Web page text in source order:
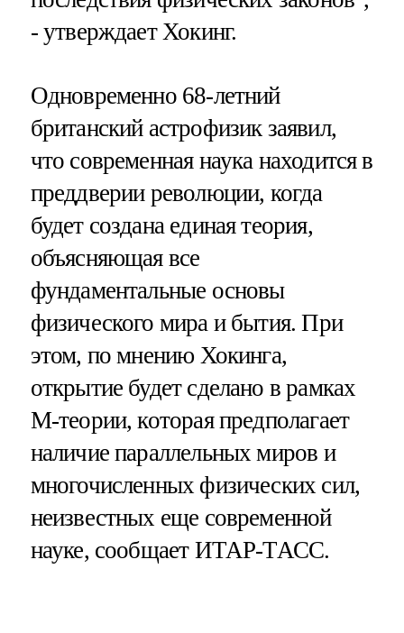
- утверждает Хокинг.
Одновременно 68-летний
британский астрофизик заявил,
что современная наука находится в
преддверии революции, когда
будет создана единая теория,
объясняющая все
фундаментальные основы
физического мира и бытия. При
этом, по мнению Хокинга,
открытие будет сделано в рамках
М-теории, которая предполагает
наличие параллельных миров и
многочисленных физических сил,
неизвестных еще современной
науке, сообщает ИТАР-ТАСС.